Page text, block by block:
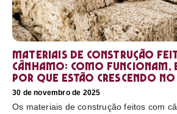
Materiais de construção
cânhamo: como funcionam,
por que estão crescendo no
30 de novembro de 2025
Os materiais de construção feitos com